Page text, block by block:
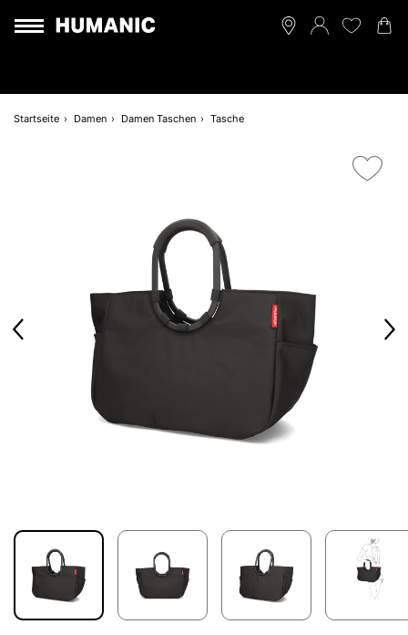
Startseite Damen Damen Taschen Tasche